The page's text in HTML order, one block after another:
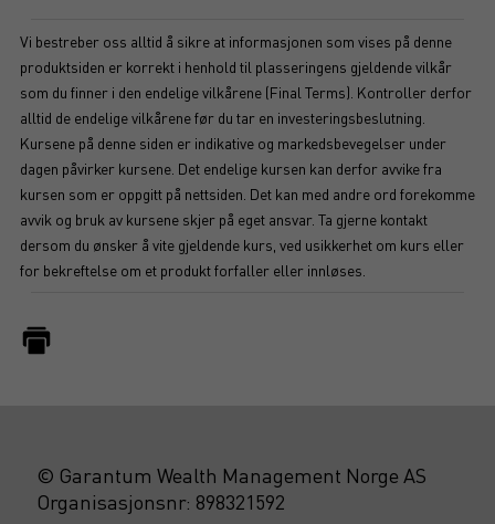
Vi bestreber oss alltid å sikre at informasjonen som vises på denne
produktsiden er korrekt i henhold til plasseringens gjeldende vilkår
som du finner i den endelige vilkårene (Final Terms). Kontroller derfor
alltid de endelige vilkårene før du tar en investeringsbeslutning.
Kursene på denne siden er indikative og markedsbevegelser under
dagen påvirker kursene. Det endelige kursen kan derfor avvike fra
kursen som er oppgitt på nettsiden. Det kan med andre ord forekomme
avvik og bruk av kursene skjer på eget ansvar. Ta gjerne kontakt
dersom du ønsker å vite gjeldende kurs, ved usikkerhet om kurs eller
for bekreftelse om et produkt forfaller eller innløses.
© Garantum Wealth Management Norge AS
Organisasjonsnr: 898321592